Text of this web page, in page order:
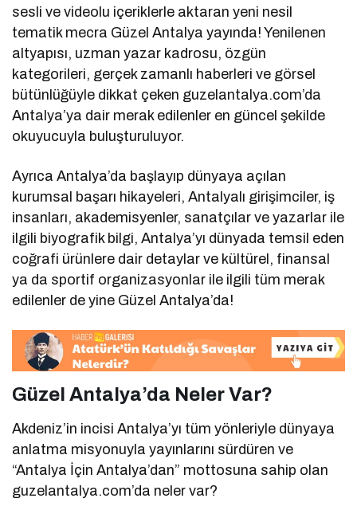
sesli ve videolu içeriklerle aktaran yeni nesil
tematik mecra Güzel Antalya yayında! Yenilenen
altyapısı, uzman yazar kadrosu, özgün
kategorileri, gerçek zamanlı haberleri ve görsel
bütünlüğüyle dikkat çeken guzelantalya.com’da
Antalya’ya dair merak edilenler en güncel şekilde
okuyucuyla buluşturuluyor.
Ayrıca Antalya’da başlayıp dünyaya açılan
kurumsal başarı hikayeleri, Antalyalı girişimciler, iş
insanları, akademisyenler, sanatçılar ve yazarlar ile
ilgili biyografik bilgi, Antalya’yı dünyada temsil eden
coğrafi ürünlere dair detaylar ve kültürel, finansal
ya da sportif organizasyonlar ile ilgili tüm merak
edilenler de yine Güzel Antalya’da!
Güzel Antalya’da Neler Var?
Akdeniz’in incisi Antalya’yı tüm yönleriyle dünyaya
anlatma misyonuyla yayınlarını sürdüren ve
“Antalya İçin Antalya’dan” mottosuna sahip olan
guzelantalya.com’da neler var?